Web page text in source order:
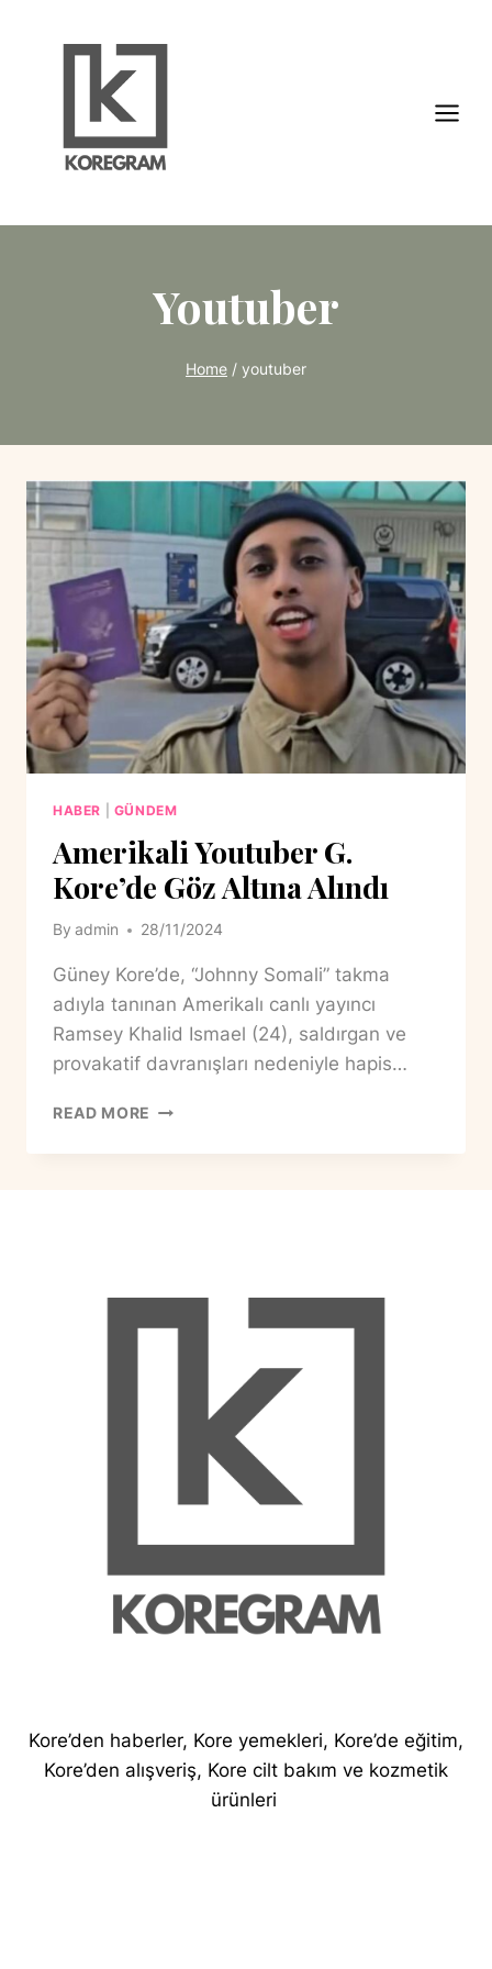
Youtuber
Home / youtuber
HABER GÜNDEM
Amerikali Youtuber G.
Kore’de Göz Altına Alındı
By admin 28/11/2024
Güney Kore’de, “Johnny Somali” takma
adıyla tanınan Amerikalı canlı yayıncı
Ramsey Khalid Ismael (24), saldırgan ve
provakatif davranışları nedeniyle hapis…
READ MORE AMERIKALI
G.
Kore’den haberler, Kore yemekleri, Kore’de eğitim,
Kore’den alışveriş, Kore cilt bakım ve kozmetik
ürünleri